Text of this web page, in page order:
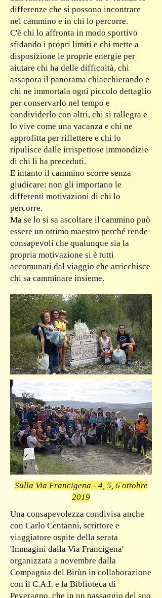
differenze che si possono incontrare
nel cammino e in chi lo percorre.
C'è chi lo affronta in modo sportivo
sfidando i propri limiti e chi mette a
disposizione le proprie energie per
aiutare chi ha delle difficoltà, chi
assapora il panorama chiacchierando e
chi ne immortala ogni piccolo dettaglio
per conservarlo nel tempo e
condividerlo con altri, chi si rallegra e
lo vive come una vacanza e chi ne
approfitta per riflettere e chi lo
ripulisce dalle irrispettose immondizie
di chi li ha preceduti.
E intanto il cammino scorre senza
giudicare: non gli importano le
differenti motivazioni di chi lo
percorre.
Ma se lo si sa ascoltare il cammino può
essere un ottimo maestro perché rende
consapevoli che qualunque sia la
propria motivazione si è tutti
accomunati dal viaggio che arricchisce
chi sa camminare insieme.
Sulla Via Francigena - 4, 5, 6 ottobre
2019
Una consapevolezza condivisa anche
con Carlo Centanni, scrittore e
viaggiatore ospite della serata
'Immagini dalla Via Francigena'
organizzata a novembre dalla
Compagnia del Birùn in collaborazione
con il C.A.I. e la Biblioteca di
Peveragno, che in un passaggio del suo